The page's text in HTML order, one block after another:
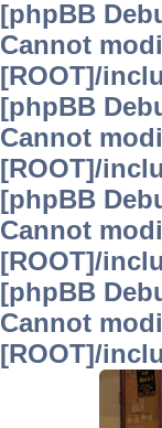
[phpBB
Cannot
[ROOT]/
[phpBB
Cannot
[ROOT]/
[phpBB
Cannot
[ROOT]/
[phpBB
Cannot
[ROOT]/